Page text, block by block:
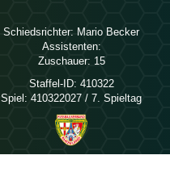
Schiedsrichter:  
Assistenten:
Zuschauer: 15
Staffel-ID: 410322
Spiel: 410322027 / 7. Spieltag